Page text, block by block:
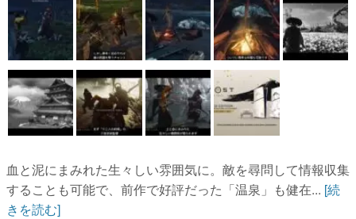
運営：株式会社マレ
血と泥にまみれた生々しい雰囲気に。敵を尋問して情報収集
することも可能で、前作で好評だった「温泉」も健在... [続
きを読む]